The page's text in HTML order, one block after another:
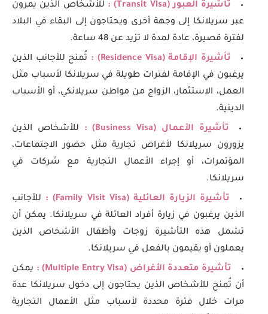
تأشيرة العبور (Transit Visa) :
للأشخاص الذين يمرون
عبر سريلانكا إلى وجهة أخرى ويحتاجون إلى البقاء في البلاد
لفترة قصيرة، عادة لمدة لا تزيد عن 48 ساعة.
تأشيرة الإقامة (Residence Visa) :
تُمنح للأجانب الذين
يرغبون في الإقامة لفترات طويلة في سريلانكا لأسباب مثل
العمل، الاستثمار، الزواج من مواطن سريلانكي، أو الأسباب
الدينية.
تأشيرة الأعمال (Business Visa) :
للأشخاص الذين
يزورون سريلانكا لأغراض تجارية مثل حضور الاجتماعات،
المؤتمرات، أو إجراء الأعمال التجارية مع شركات في
سريلانكا.
تأشيرة الزيارة العائلية (Family Visit Visa) :
للأجانب
الذين يرغبون في زيارة أفراد العائلة في سريلانكا. يمكن أن
تشمل هذه التأشيرة زوجات وأطفال الأشخاص الذين
يعملون أو يقيمون بالفعل في سريلانكا.
تأشيرة متعددة الأغراض (Multiple Entry Visa) :
يمكن
أن تُمنح للأشخاص الذين يحتاجون إلى دخول سريلانكا عدة
مرات خلال فترة محددة لأسباب مثل الأعمال التجارية